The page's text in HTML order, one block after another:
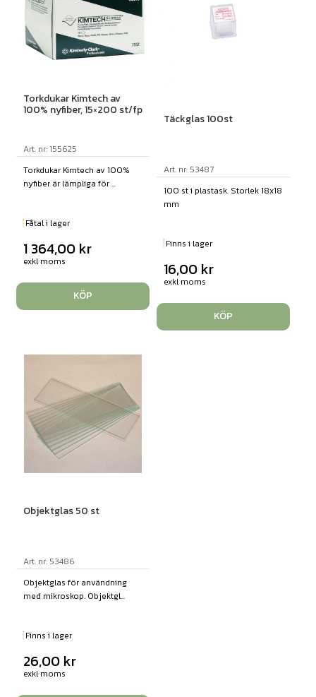
Torkdukar Kimtech av
100% nyfiber, 15×200 st/fp
Art. nr: 155625
Torkdukar Kimtech av 100%
nyfiber är lämpliga för ...
Fåtal i lager
1 364,00 kr
exkl moms
KÖP
Täckglas 100st
Art. nr: 53487
100 st i plastask. Storlek 18x18
mm
Finns i lager
16,00 kr
exkl moms
KÖP
Objektglas 50 st
Art. nr: 53486
Objektglas för användning
med mikroskop. Objektgl...
Finns i lager
26,00 kr
exkl moms